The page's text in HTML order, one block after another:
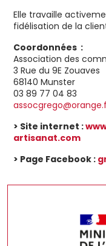
Elle travaille
fidélisation de la
Coordonnées :
Association des
3 Rue du 9E Zouaves
68140 Munster
03 89 77 04 83
> Site internet :
artisanat.com
> Page Facebook :